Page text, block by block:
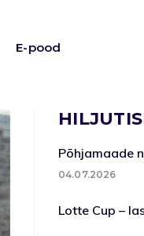
E-pood
Põhjamaade
04.07.2026
Lotte Cup –